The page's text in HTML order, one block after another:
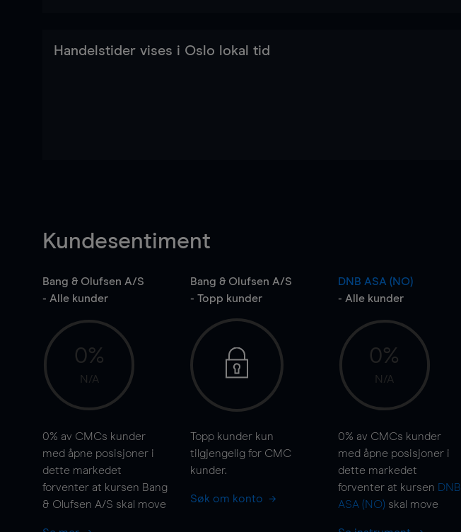
Handelstider vises i Oslo lokal tid
Kundesentiment
Bang & Olufsen A/S
- Alle kunder
0%
N/A
0% av CMCs kunder
med åpne posisjoner i
dette markedet
forventer at kursen Bang
& Olufsen A/S skal move
Bang & Olufsen A/S
- Topp kunder
Topp kunder kun
tilgjengelig for CMC
kunder.
Søk om konto
DNB ASA (NO)
- Alle kunder
0%
N/A
0% av CMCs kunder
med åpne posisjoner i
dette markedet
forventer at kursen DNB
ASA (NO) skal move